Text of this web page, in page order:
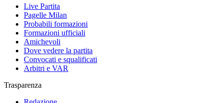
Live Partita
Pagelle Milan
Probabili formazioni
Formazioni ufficiali
Amichevoli
Dove vedere la partita
Convocati e squalificati
Arbitri e VAR
Trasparenza